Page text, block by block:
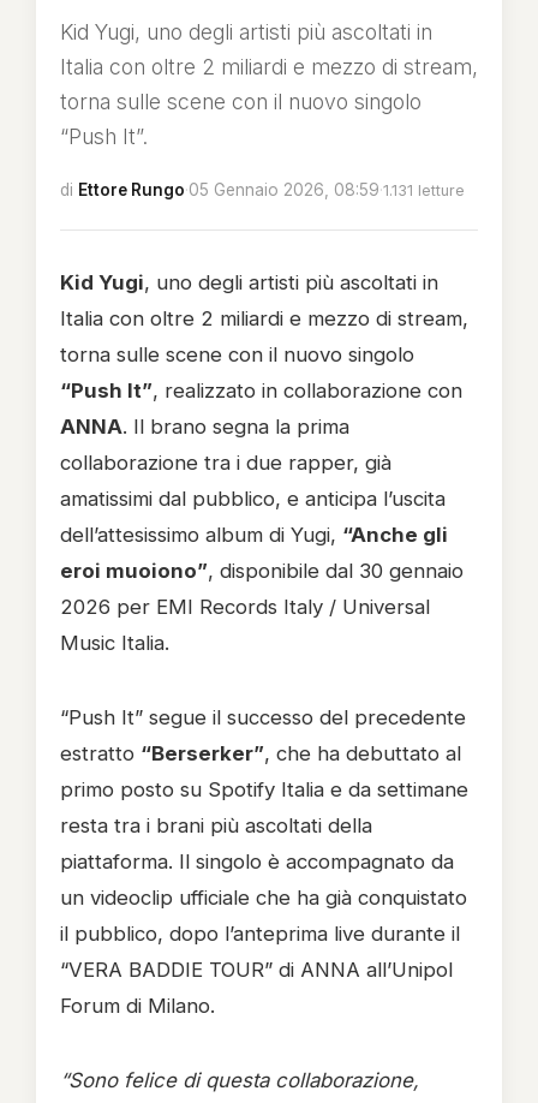
Kid Yugi, uno degli artisti più ascoltati in
Italia con oltre 2 miliardi e mezzo di stream,
torna sulle scene con il nuovo singolo
“Push It”.
di Ettore Rungo·05 Gennaio 2026, 08:59·1.131 letture
Kid Yugi, uno degli artisti più ascoltati in
Italia con oltre 2 miliardi e mezzo di stream,
torna sulle scene con il nuovo singolo
“Push It”, realizzato in collaborazione con
ANNA. Il brano segna la prima
collaborazione tra i due rapper, già
amatissimi dal pubblico, e anticipa l’uscita
dell’attesissimo album di Yugi, “Anche gli
eroi muoiono”, disponibile dal 30 gennaio
2026 per EMI Records Italy / Universal
Music Italia.
“Push It” segue il successo del precedente
estratto “Berserker”, che ha debuttato al
primo posto su Spotify Italia e da settimane
resta tra i brani più ascoltati della
piattaforma. Il singolo è accompagnato da
un videoclip ufficiale che ha già conquistato
il pubblico, dopo l’anteprima live durante il
“VERA BADDIE TOUR” di ANNA all’Unipol
Forum di Milano.
“Sono felice di questa collaborazione,